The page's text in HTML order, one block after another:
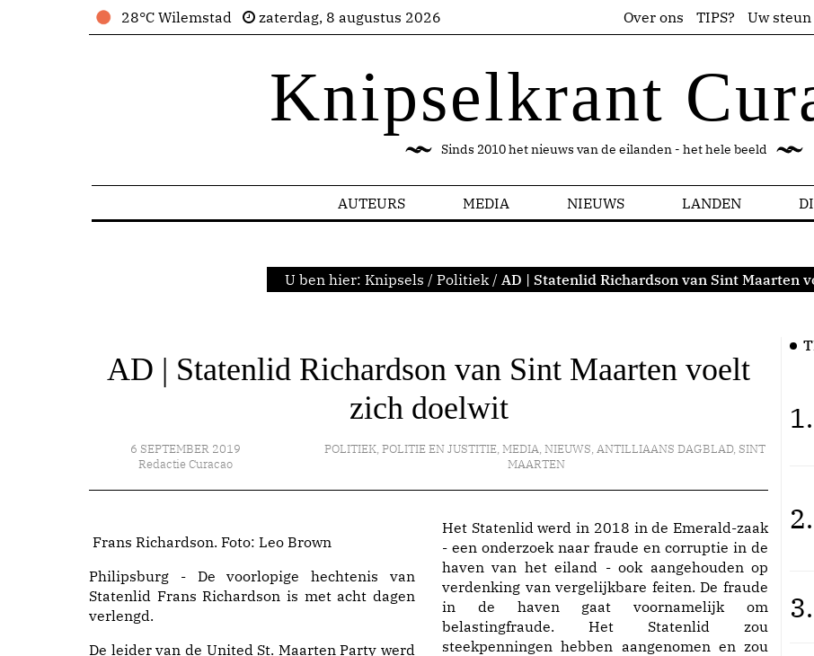
28°C Wilemstad zaterdag, 8 augustus 2026 Over ons TIPS? Uw steun
Knipselkrant
Sinds 2010 het nieuws van de eilanden - het hele beeld
AUTEURS MEDIA NIEUWS LANDEN
U ben hier: Knipsels / Politiek / AD | Statenlid Richardson van Sint Maarten
AD | Statenlid Richardson van Sint Maarten voelt
zich doelwit
6 SEPTEMBER 2019
Redactie Curacao
POLITIEK,POLITIE EN JUSTITIE,MEDIA,NIEUWS,ANTILLIAANS DAGBLAD, SINT
MAARTEN
Frans Richardson. Foto: Leo Brown
Philipsburg - De voorlopige hechtenis van
Statenlid Frans Richardson is met acht dagen
verlengd.
De leider van de United St. Maarten Party werd
Het Statenlid werd in 2018 in de Emerald-zaak
- een onderzoek naar fraude en corruptie in de
haven van het eiland - ook aangehouden op
verdenking van vergelijkbare feiten. De fraude
in de haven gaat voornamelijk om
belastingfraude. Het Statenlid zou
steekpenningen hebben aangenomen en zou
1.
2.
3.